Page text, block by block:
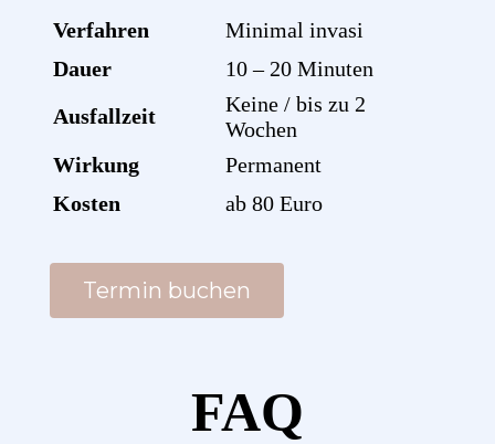
Verfahren
Minimal invasi
Dauer
10 – 20 Minuten
Ausfallzeit
Keine / bis zu 2
Wochen
Wirkung
Permanent
Kosten
ab 80 Euro
Termin buchen
FAQ